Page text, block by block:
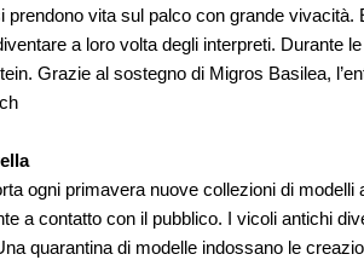
prendono vita sul palco con grande
a loro volta degli interpreti. Durante
Grazie al sostegno di Migros Basilea,
ogni primavera nuove collezioni di
a contatto con il pubblico. I vicoli antichi
quarantina di modelle indossano le